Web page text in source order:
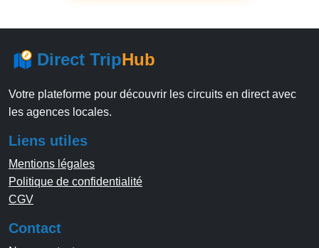
Direct TripHub
Votre plateforme pour découvrir les circuits en direct avec
les agences locales.
Liens utiles
Mentions légales
Politique de confidentialité
CGV
Contact